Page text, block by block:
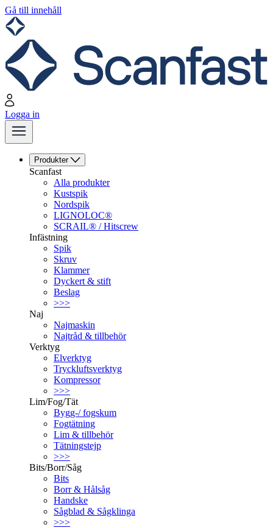
Gå till innehåll
Logga in
Produkter
Scanfast
Alla produkter
Kustspik
Nordspik
LIGNOLOC®
SCRAIL® / Hitscrew
Infästning
Spik
Skruv
Klammer
Dyckert & stift
Beslag
>>>
Naj
Najmaskin
Najtråd & tillbehör
Verktyg
Elverktyg
Tryckluftsverktyg
Kompressor
>>>
Lim/Fog/Tät
Bygg-/ fogskum
Fogtätning
Lim & tillbehör
Tätningstejp
>>>
Bits/Borr/Såg
Bits
Borr & Hålsåg
Handske
Sågblad & Sågklinga
>>>